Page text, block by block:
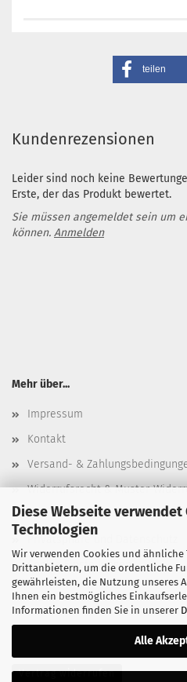
Diese Webseite
Technologien
Wir verwenden Cookies und
Drittanbietern, um die ordentliche
gewährleisten, die Nutzung unseres
Ihnen ein bestmögliches
Informationen finden Sie in unserer
Alle
teilen
Kundenrezensionen
Leider sind noch keine
Erste, der das Produkt bewertet.
Sie müssen angemeldet sein um
können. Anmelden
Mehr über...
Impressum
Kontakt
Versand- &
Widerrufsrecht & Muster-
AGB
Privatsphäre und Datenschutz
Cookie Einstellungen
Vertrag widerrufen